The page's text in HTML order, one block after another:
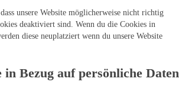
unsere Website möglicherweise nicht richtig
deaktiviert sind. Wenn du die Cookies in
diese neuplatziert wenn du unsere Website
in Bezug auf persönliche Daten